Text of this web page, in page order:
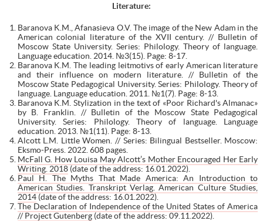
Literature:
Baranova K.M., Afanasieva O.V. The image of the New Adam in the
American colonial literature of the XVII century. // Bulletin of
Moscow State University. Series: Philology. Theory of language.
Language education. 2014. №3(15). Page: 8-17.
Baranova K.M. The leading leitmotivs of early American literature
and their influence on modern literature. // Bulletin of the
Moscow State Pedagogical University. Series: Philology. Theory of
language. Language education. 2011. №1(7). Page: 8-13.
Baranova K.M. Stylization in the text of «Poor Richard's Almanac»
by B. Franklin. // Bulletin of the Moscow State Pedagogical
University. Series: Philology. Theory of language. Language
education. 2013. №1(11). Page: 8-13.
Alcott L.M. Little Women. // Series: Bilingual Bestseller. Moscow:
Eksmo-Press. 2022. 608 pages.
McFall G. How Louisa May Alcott’s Mother Encouraged Her Early
Writing. 2018(date of the address: 16.01.2022).
Paul H. The Myths That Made America: An Introduction to
American Studies. Transkript Verlag. American Culture Studies,
2014(date of the address: 16.01.2022).
The Declaration of Independence of the United States of America
// Project Gutenberg(date of the address: 09.11.2022).